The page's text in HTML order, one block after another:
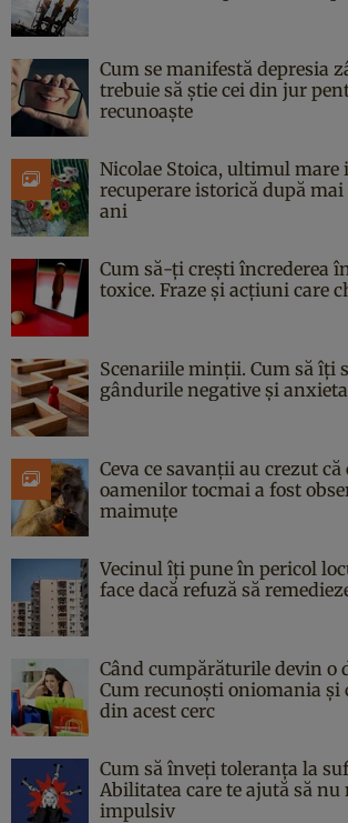
Cum se manifestă depresia
trebuie să știe cei din jur
recunoaște
Nicolae Stoica, ultimul mare
recuperare istorică după mai
ani
Cum să-ți crești încrederea
toxice. Fraze și acțiuni care
Scenariile minții. Cum să îți
gândurile negative și
Ceva ce savanții au crezut că
oamenilor tocmai a fost
maimuțe
Vecinul îți pune în pericol
face dacă refuză să
Când cumpărăturile devin o
Cum recunoști oniomania și
din acest cerc
Cum să înveți toleranța la
Abilitatea care te ajută să
impulsiv